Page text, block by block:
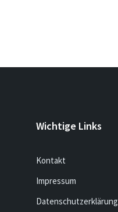
Wichtige Links
Kontakt
Impressum
Datenschutzerklärung